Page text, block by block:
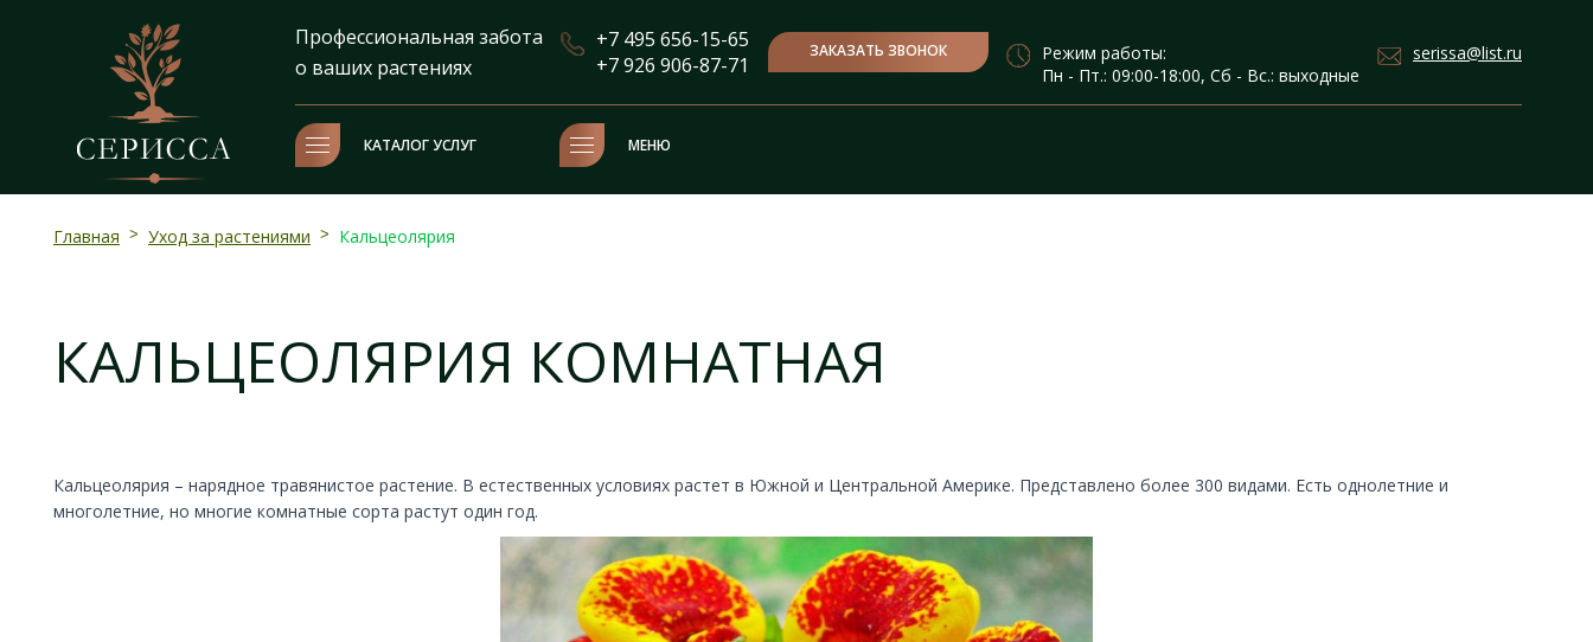
Профессиональная забота
о ваших растениях
+7 495 656-15-65
+7 926 906-87-71
ЗАКАЗАТЬ ЗВОНОК
Режим работы:
Пн - Пт.: 09:00-18:00, Сб - Вс.: выходные
serissa@list.ru
КАТАЛОГ УСЛУГ МЕНЮ
Главная > Уход за растениями > Кальцеолярия
КАЛЬЦЕОЛЯРИЯ КОМНАТНАЯ
Кальцеолярия – нарядное травянистое растение. В естественных условиях растет в Южной и Центральной Америке. Представлено более 300 видами. Есть однолетние и
многолетние, но многие комнатные сорта растут один год.